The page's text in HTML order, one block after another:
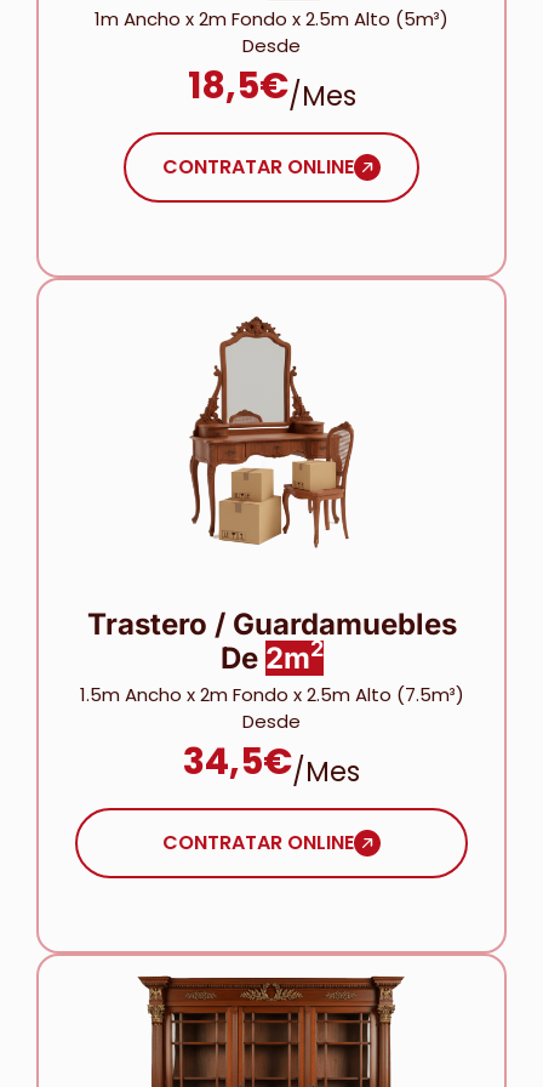
1m Ancho x 2m Fondo x 2.5m Alto (5m³)
Desde
18,5€/mes
CONTRATAR ONLINE
Trastero / Guardamuebles
De 2m2
1.5m Ancho x 2m Fondo x 2.5m Alto (7.5m³)
Desde
34,5€/mes
CONTRATAR ONLINE